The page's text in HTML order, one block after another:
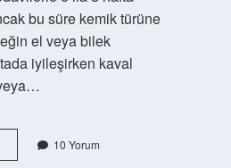
bu süre kemik türüne
el veya bilek
iyileşirken kaval
10 Yorum